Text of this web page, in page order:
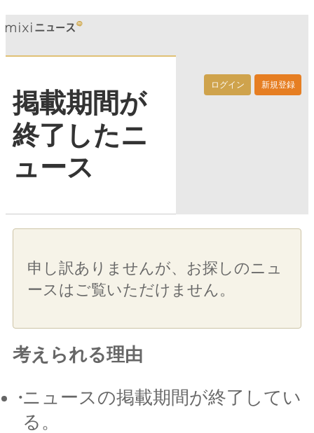
ログイン 新規登録
掲載期間が
終了したニ
ュース
申し訳ありませんが、お探しのニュ
ースはご覧いただけません。
考えられる理由
ニュースの掲載期間が終了してい
る。